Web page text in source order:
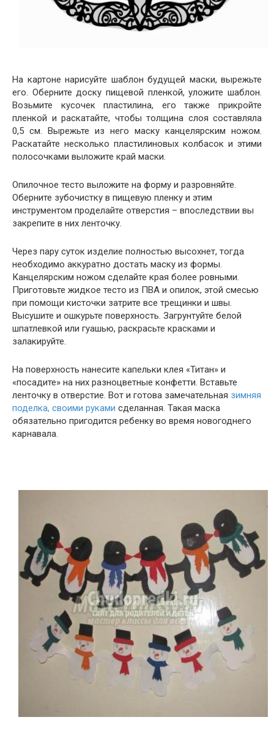
На картоне нарисуйте шаблон будущей маски, вырежьте
его. Оберните доску пищевой пленкой, уложите шаблон.
Возьмите кусочек пластилина, его также прикройте
пленкой и раскатайте, чтобы толщина слоя составляла
0,5 см. Вырежьте из него маску канцелярским ножом.
Раскатайте несколько пластилиновых колбасок и этими
полосочками выложите край маски.
Опилочное тесто выложите на форму и разровняйте.
Оберните зубочистку в пищевую пленку и этим
инструментом проделайте отверстия – впоследствии вы
закрепите в них ленточку.
Через пару суток изделие полностью высохнет, тогда
необходимо аккуратно достать маску из формы.
Канцелярским ножом сделайте края более ровными.
Приготовьте жидкое тесто из ПВА и опилок, этой смесью
при помощи кисточки затрите все трещинки и швы.
Высушите и ошкурьте поверхность. Загрунтуйте белой
шпатлевкой или гуашью, раскрасьте красками и
залакируйте.
На поверхность нанесите капельки клея «Титан» и
«посадите» на них разноцветные конфетти. Вставьте
ленточку в отверстие. Вот и готова замечательная зимняя
поделка, своими руками сделанная. Такая маска
обязательно пригодится ребенку во время новогоднего
карнавала.